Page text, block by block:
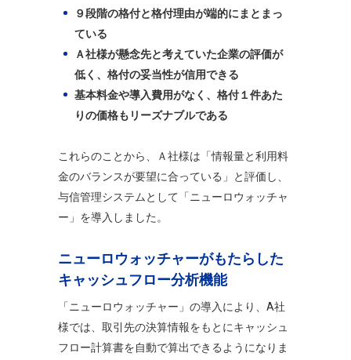
９段階の格付と格付理由が端的にまとまっ
ている
Ａ社様が懸念先と考えていた企業の評価が
低く、格付の妥当性が信用できる
基本料金や導入費用がなく、格付１件あた
りの価格もリーズナブルである
これらのことから、Ａ社様は「情報量と利用料
金のバランスが要望に合っている」と評価し、
与信管理システムとして「ニューロウォッチャ
ー」を導入しました。
ニューロウォッチャーがもたらした
キャッシュフロー分析機能
「ニューロウォッチャー」の導入により、A社
様では、取引先の決算情報をもとにキャッシュ
フロー計算書を自動で算出できるようになりま